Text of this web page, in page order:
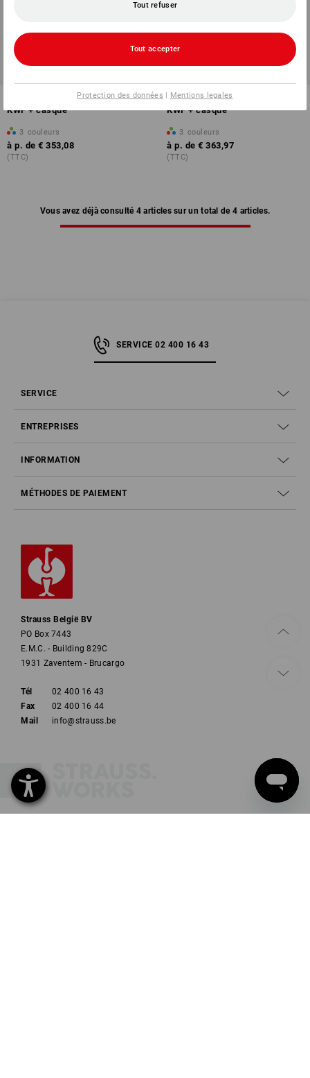
Tailles disponibles
KIT : Pantalon e.s. anti-coupe
KWF + casque
3 couleurs
à p. de € 353,08
(TTC)
PROMO
Tailles disponibles
KIT : Salopette anti-coupe e.s.
KWF + casque
3 couleurs
à p. de € 363,97
(TTC)
Vous avez déjà consulté 4 articles sur un total de 4 articles.
SERVICE 02 400 16 43
SERVICE
ENTREPRISES
INFORMATION
MÉTHODES DE PAIEMENT
Strauss België BV
PO Box 7443
E.M.C. - Building 829C
1931 Zaventem - Brucargo
Tél
02 400 16 43
Fax
02 400 16 44
Mail
info@strauss.be
Tout refuser
Tout accepter
Protection des données | Mentions legales